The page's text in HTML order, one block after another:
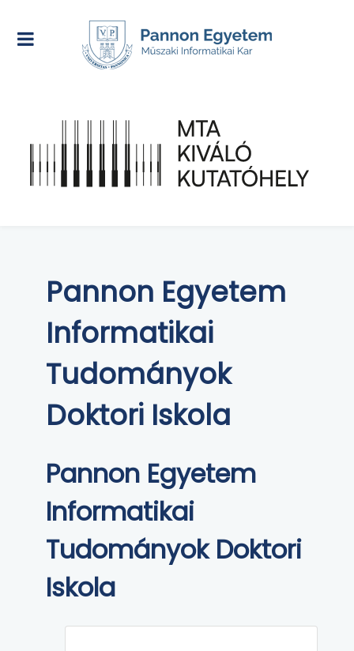
Pannon Egyetem
Informatikai
Tudományok
Doktori Iskola
Pannon Egyetem
Informatikai
Tudományok Doktori
Iskola